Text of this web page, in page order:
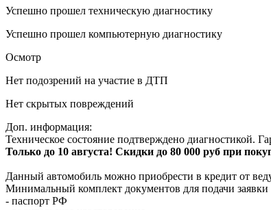
Успешно прошел техническую диагностику
Успешно прошел компьютерную диагностику
Осмотр
Нет подозрений на участие в ДТП
Нет скрытых повреждений
Доп. информация:
Техническое состояние подтверждено диагностикой.
Только до 10 августа! Скидки до 80 000 руб при
Данный автомобиль можно приобрести в кредит от
Минимальный комплект документов для подачи заявки
- паспорт РФ